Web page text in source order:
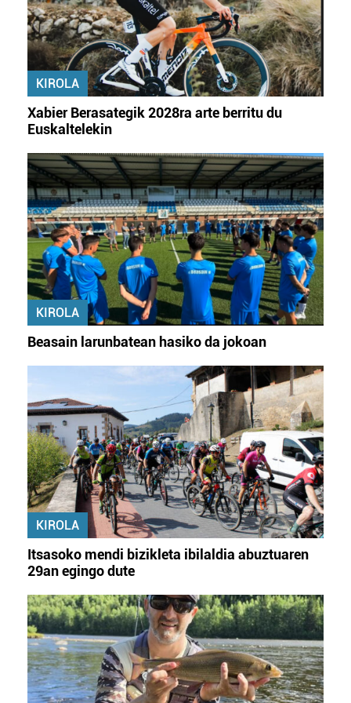
baliatzen gara. Ohar hau onartuz gero, teknologia hori
erabiltzeko baimen esplizitua ematen diguzu.Gehiago
irakurri
KIROLA
Xabier Berasategik 2028ra arte berritu du
Euskaltelekin
KIROLA
Beasain larunbatean hasiko da jokoan
KIROLA
Itsasoko mendi bizikleta ibilaldia abuztuaren
29an egingo dute